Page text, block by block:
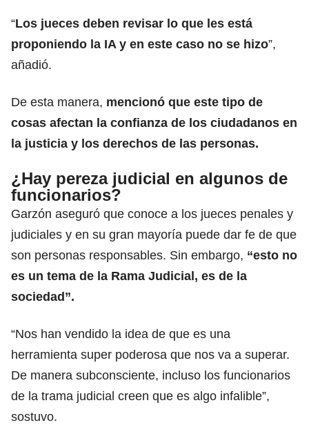
“Los jueces deben revisar lo que les está
proponiendo la IA y en este caso no se hizo”,
añadió.
De esta manera, mencionó que este tipo de
cosas afectan la confianza de los ciudadanos en
la justicia y los derechos de las personas.
¿Hay pereza judicial en algunos de
funcionarios?
Garzón aseguró que conoce a los jueces penales y
judiciales y en su gran mayoría puede dar fe de que
son personas responsables. Sin embargo, “esto no
es un tema de la Rama Judicial, es de la
sociedad”.
“Nos han vendido la idea de que es una
herramienta super poderosa que nos va a superar.
De manera subconsciente, incluso los funcionarios
de la trama judicial creen que es algo infalible”,
sostuvo.